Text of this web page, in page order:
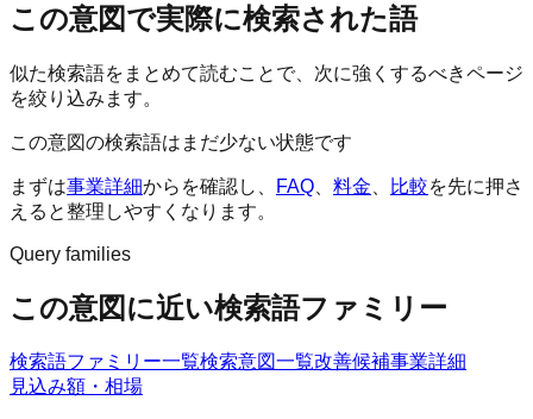
この意図で実際に検索された語
似た検索語をまとめて読むことで、次に強くするべきページ
を絞り込みます。
この意図の検索語はまだ少ない状態です
まずは事業詳細からを確認し、 FAQ 料金 比較を先に押さ
えると整理しやすくなります。
Query families
この意図に近い検索語ファミリー
検索語ファミリー一覧検索意図一覧改善候補事業詳細
見込み額・相場